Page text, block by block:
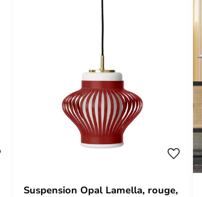
Suspension Opal Lamella, rouge,